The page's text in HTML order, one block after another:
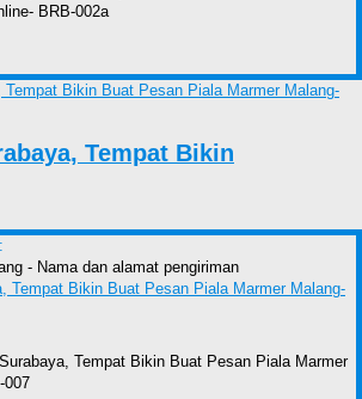
BRB-002a
Tempat Bikin
- Nama dan alamat pengiriman
Tempat Bikin Buat Pesan Piala Marmer
007